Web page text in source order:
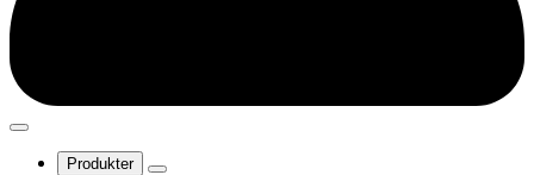
Produkter